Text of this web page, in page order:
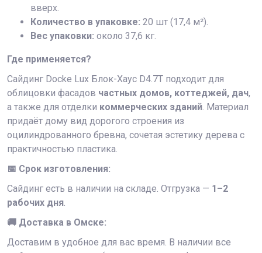
вверх.
Количество в упаковке: 20 шт (17,4 м²).
Вес упаковки: около 37,6 кг.
Где применяется?
Сайдинг Docke Lux Блок-Хаус D4.7T подходит для
облицовки фасадов частных домов, коттеджей, дач,
а также для отделки коммерческих зданий. Материал
придаёт дому вид дорогого строения из
оцилиндрованного бревна, сочетая эстетику дерева с
практичностью пластика.
📅 Срок изготовления:
Сайдинг есть в наличии на складе. Отгрузка — 1–2
рабочих дня.
🚚 Доставка в Омске:
Доставим в удобное для вас время. В наличии все